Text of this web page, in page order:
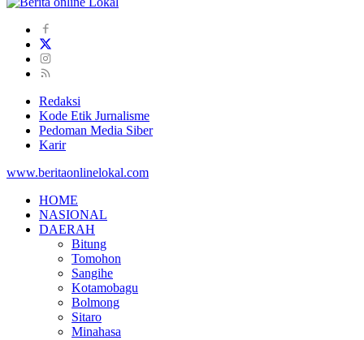
Redaksi
Kode Etik Jurnalisme
Pedoman Media Siber
Karir
www.beritaonlinelokal.com
HOME
NASIONAL
DAERAH
Bitung
Tomohon
Sangihe
Kotamobagu
Bolmong
Sitaro
Minahasa